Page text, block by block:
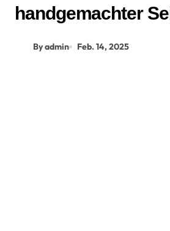
handgemachter
By admin Feb. 14, 2025